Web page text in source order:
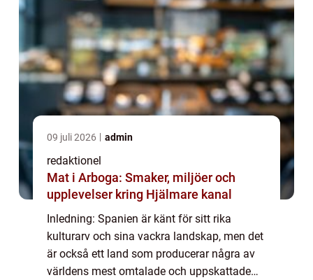
09 juli 2026 admin
redaktionel
Mat i Arboga: Smaker, miljöer och
upplevelser kring Hjälmare kanal
Inledning: Spanien är känt för sitt rika
kulturarv och sina vackra landskap, men det
är också ett land som producerar några av
världens mest omtalade och uppskattade